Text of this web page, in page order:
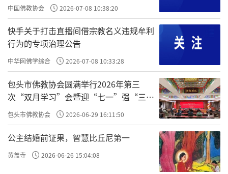
中国佛教协会 2026-07-08 10:38:20
快手关于打击直播间借宗教名义违规牟利
行为的专项治理公告
中华网佛学综合 2026-07-08 10:33:28
包头市佛教协会圆满举行2026年第三
次“双月学习”会暨迎“七一”强“三
爱”主题书画笔会
包头市佛教协会 2026-06-29 16:11:50
公主结婚前证果，智慧比丘尼第一
黄盖寺 2026-06-26 15:04:08